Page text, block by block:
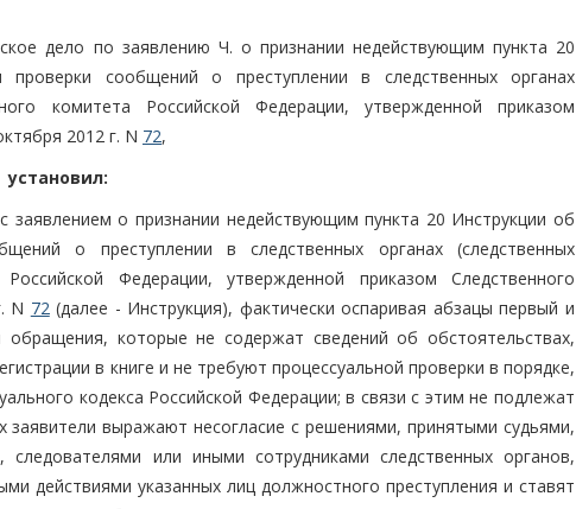
дело по заявлению Ч. о признании недействующим пункта 20
сообщений о преступлении в следственных органах
комитета Российской Федерации, утвержденной приказом
2012 г. N 72,
установил:
о признании недействующим пункта 20 Инструкции об
о преступлении в следственных органах (следственных
Федерации, утвержденной приказом Следственного
N 72(далее - Инструкция), фактически оспаривая абзацы первый и
которые не содержат сведений об обстоятельствах,
в книге и не требуют процессуальной проверки в порядке,
кодекса Российской Федерации; в связи с этим не подлежат
заявители выражают несогласие с решениями, принятыми судьями,
следователями или иными сотрудниками следственных органов,
действиями указанных лиц должностного преступления и ставят